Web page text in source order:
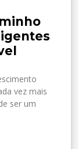
vez mais
ser um